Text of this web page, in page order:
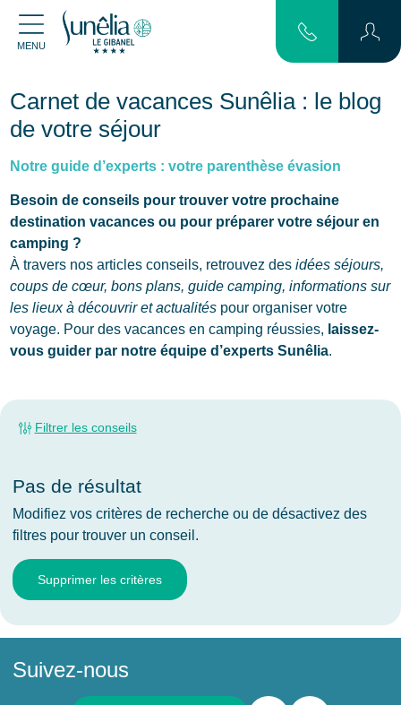
MENU
Carnet de vacances Sunêlia : le blog
de votre séjour
Notre guide d’experts : votre parenthèse évasion
Besoin de conseils pour trouver votre prochaine
destination vacances ou pour préparer votre séjour en
camping ?
À travers nos articles conseils, retrouvez des idées séjours,
coups de cœur, bons plans, guide camping, informations sur
les lieux à découvrir et actualitéspour organiser votre
voyage. Pour des vacances en camping réussies, laissez-
vous guider par notre équipe d’experts Sunêlia.
Filtrer les conseils
Pas de résultat
Modifiez vos critères de recherche ou de désactivez des
filtres pour trouver un conseil.
Supprimer les critères
Suivez-nous